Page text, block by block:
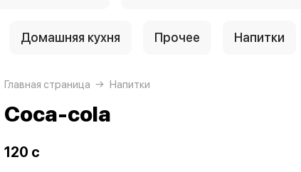
Домашняя кухня Прочее Напитки
Главная страница Напитки
Coca-cola
120 c